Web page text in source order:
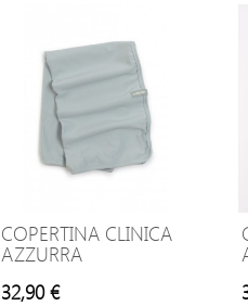
COPERTINA CLINICA
AZZURRA
32,90 €